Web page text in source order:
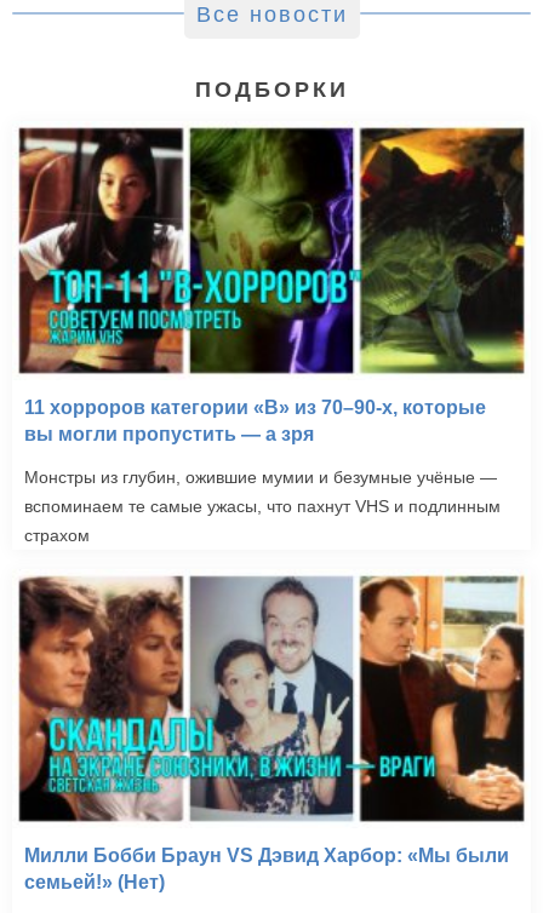
Все новости
ПОДБОРКИ
11 хорроров категории «B» из 70–90-х, которые
вы могли пропустить — а зря
Монстры из глубин, ожившие мумии и безумные учёные —
вспоминаем те самые ужасы, что пахнут VHS и подлинным
страхом
Милли Бобби Браун VS Дэвид Харбор: «Мы были
семьей!» (Нет)